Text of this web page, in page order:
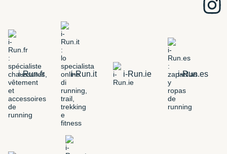
i-Run.fr i-Run.it i-Run.ie i-Run.es